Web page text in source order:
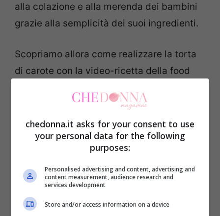
alla colazione e alla merenda dei bambini
grazie alla semplicità dei suoi ingredienti.
Scopriamo allora come realizzare la torta
di carote con la video-ricetta della food
Ingredienti
200 g di carote
4 uova
200 g di zucchero
chedonna.it asks for your consent to use
your personal data for the following
purposes:
Personalised advertising and content, advertising and
content measurement, audience research and
services development
Store and/or access information on a device